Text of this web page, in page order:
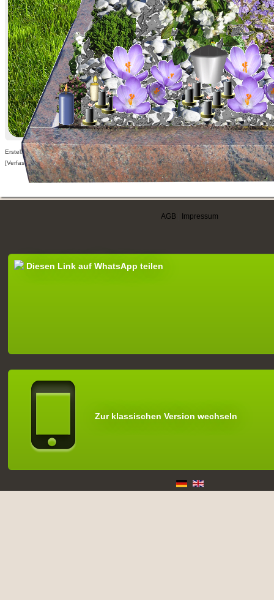
Erstellt am 28.02.2009,
[Verfasser nur für angemeldete Benutzer sichtbar]
AGB Impressum
Diesen Link auf WhatsApp teilen
Zur klassischen Version wechseln